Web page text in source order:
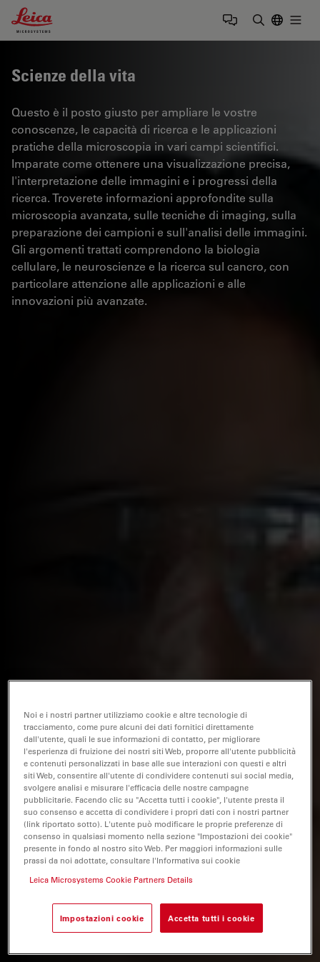
Leica Microsystems Logo
Scienze della vita
Questo è il posto giusto per ampliare le vostre
conoscenze, le capacità di ricerca e le applicazioni
pratiche della microscopia in vari campi scientifici.
Imparate come ottenere una visualizzazione precisa,
l'interpretazione delle immagini e i progressi della
ricerca. Troverete informazioni approfondite sulla
microscopia avanzata, sulle tecniche di imaging, sulla
preparazione dei campioni e sull'analisi delle immagini.
Gli argomenti trattati comprendono la biologia
cellulare, le neuroscienze e la ricerca sul cancro, con
particolare attenzione alle applicazioni e alle
innovazioni più avanzate.
Noi e i nostri partner utilizziamo cookie e altre tecnologie di
tracciamento, come pure alcuni dei dati fornitici direttamente
dall'utente, quali le sue informazioni di contatto, per migliorare
l'esperienza di fruizione dei nostri siti Web, proporre all'utente pubblicità
e contenuti personalizzati in base alle sue interazioni con questi e altri
siti Web, consentire all'utente di condividere contenuti sui social media,
svolgere analisi e misurare l'efficacia delle nostre campagne
pubblicitarie. Facendo clic su "Accetta tutti i cookie", l'utente presta il
suo consenso e accetta di condividere i propri dati con i nostri partner
(link riportato sotto). L'utente può modificare le proprie preferenze di
consenso in qualsiasi momento nella sezione "Impostazioni dei cookie"
presente in fondo al nostro sito Web. Per maggiori informazioni sulle
prassi da noi adottate, consultare l'Informativa sui cookie
Leica Microsystems Cookie Partners Details
Impostazioni cookie Accetta tutti i cookie